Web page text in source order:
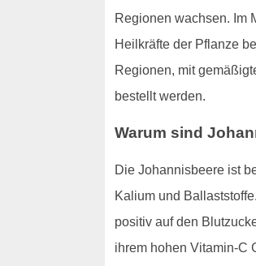
Regionen wachsen. Im
Heilkräfte der Pflanze
Regionen, mit
bestellt werden.
Warum sind
Die Johannisbeere ist
Kalium und
positiv auf den
ihrem hohen Vitamin-C